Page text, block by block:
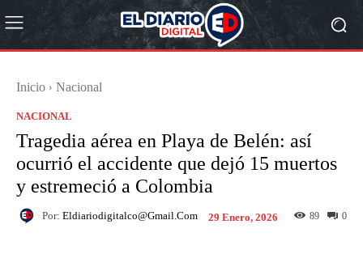
Inicio Nacional
NACIONAL
Tragedia aérea en Playa de Belén: así
ocurrió el accidente que dejó 15 muertos
y estremeció a Colombia
Por: Eldiariodigitalco@gmail.com 29 Enero, 2026 0
89